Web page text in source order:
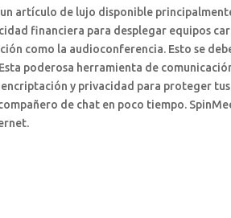
artículo de lujo disponible
financiera para desplegar equipos
como la audioconferencia. Esto se
poderosa herramienta de
y privacidad para proteger tus
de chat en poco tiempo.